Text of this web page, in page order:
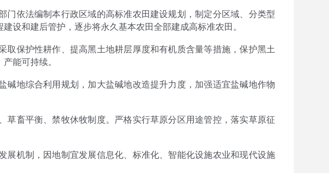
依法编制本行政区域的高标准农田建设规划，制定分区域、分类型
设和建后管护，逐步将永久基本农田全部建成高标准农田。
保护性耕作、提高黑土地耕层厚度和有机质含量等措施，保护黑土
能可持续。
地综合利用规划，加大盐碱地改造提升力度，加强适宜盐碱地作物
畜平衡、禁牧休牧制度。严格实行草原分区用途管控，落实草原征
机制，因地制宜发展信息化、标准化、智能化设施农业和现代设施